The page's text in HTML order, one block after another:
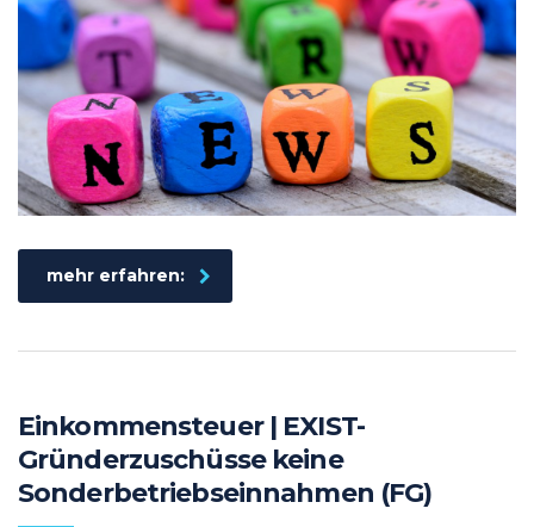
mehr erfahren:
Einkommensteuer | EXIST-
Gründerzuschüsse keine
Sonderbetriebseinnahmen (FG)